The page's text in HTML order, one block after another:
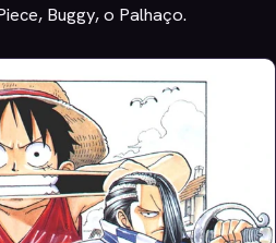
Buggy, o Palhaço.